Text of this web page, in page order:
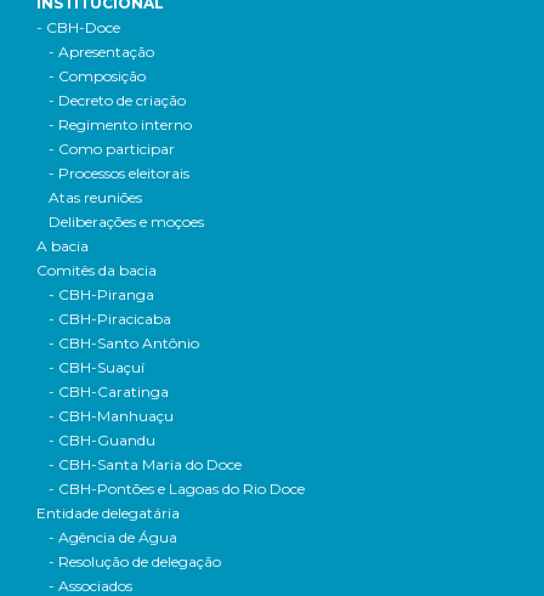
- CBH-Doce
- Apresentação
- Composição
- Decreto de criação
- Regimento interno
- Como participar
- Processos eleitorais
Atas reuniões
Deliberações e moçoes
A bacia
Comitês da bacia
- CBH-Piranga
- CBH-Piracicaba
- CBH-Santo Antônio
- CBH-Suaçuí
- CBH-Caratinga
- CBH-Manhuaçu
- CBH-Guandu
- CBH-Santa Maria do Doce
- CBH-Pontões e Lagoas do Rio Doce
Entidade delegatária
- Agência de Água
- Resolução de delegação
- Associados